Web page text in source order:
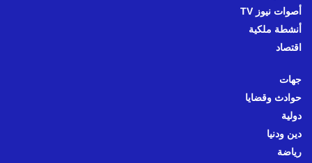
أصوات نيوز TV
أنشطة ملكية
اقتصاد
جهات
حوادث وقضايا
دولية
دين ودنيا
رياضة